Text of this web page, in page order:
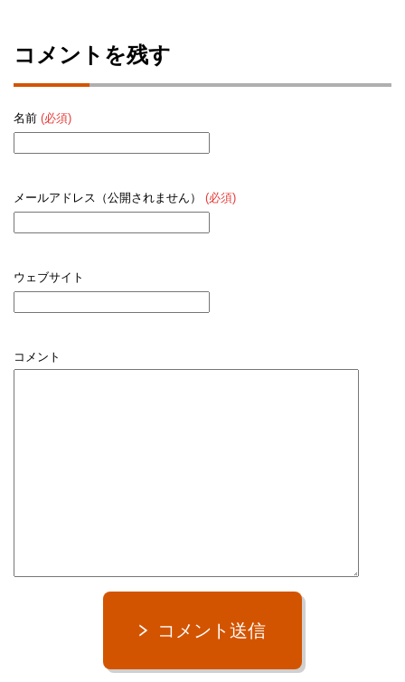
コメントを残す
名前 (必須)
メールアドレス（公開されません） (必須)
ウェブサイト
コメント
コメント送信